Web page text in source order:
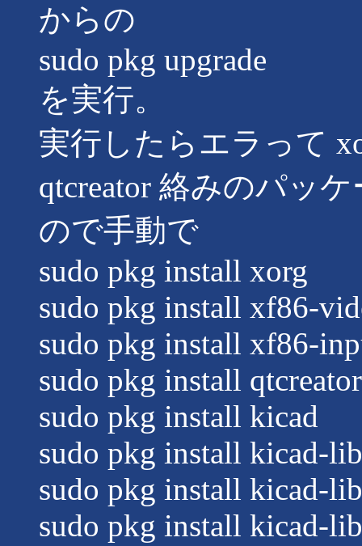
からの
sudo pkg upgrade
を実行。
実行したらエラって
qtcreator 絡みのパッ
ので手動で
sudo pkg install xorg
sudo pkg install xf86-
sudo pkg install xf86-
sudo pkg install qtcreator
sudo pkg install kicad
sudo pkg install kicad-
sudo pkg install kicad-
sudo pkg install kicad-